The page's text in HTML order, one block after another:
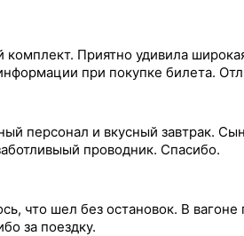
Приятно удивила
при покупке билета.
персонал и вкусный завтрак.
проводник. Спасибо.
что шел без остановок. В
за поездку.